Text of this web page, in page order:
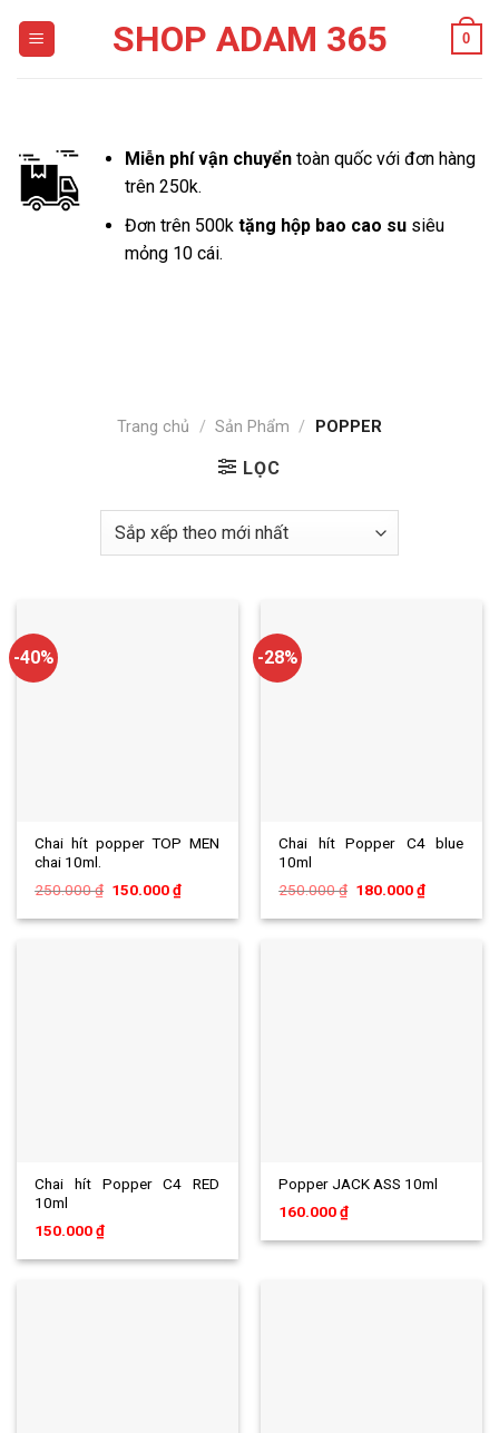
SHOP ADAM 365 0
Miễn phí vận chuyểntoàn quốc với đơn hàng
trên 250k.
Đơn trên 500k tặng hộp bao cao susiêu
mỏng 10 cái.
Trang chủ / Sản Phẩm / POPPER
LỌC
-40%
Chai hít popper TOP MEN
chai 10ml.
250.000₫ Giá
là:
150.000₫Giá
tại
-28%
Chai hít Popper C4 blue
10ml
250.000₫ Giá
là:
180.000₫Giá
tại
Chai hít Popper C4 RED
10ml
150.000₫
Popper JACK ASS 10ml
160.000₫